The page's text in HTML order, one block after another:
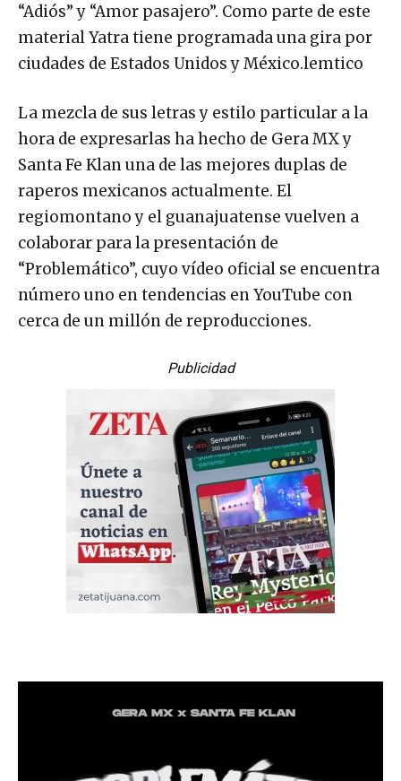
“Adiós” y “Amor pasajero”. Como parte de este
material Yatra tiene programada una gira por
ciudades de Estados Unidos y México.lemtico
La mezcla de sus letras y estilo particular a la
hora de expresarlas ha hecho de Gera MX y
Santa Fe Klan una de las mejores duplas de
raperos mexicanos actualmente. El
regiomontano y el guanajuatense vuelven a
colaborar para la presentación de
“Problemático”, cuyo vídeo oficial se encuentra
número uno en tendencias en YouTube con
cerca de un millón de reproducciones.
Publicidad